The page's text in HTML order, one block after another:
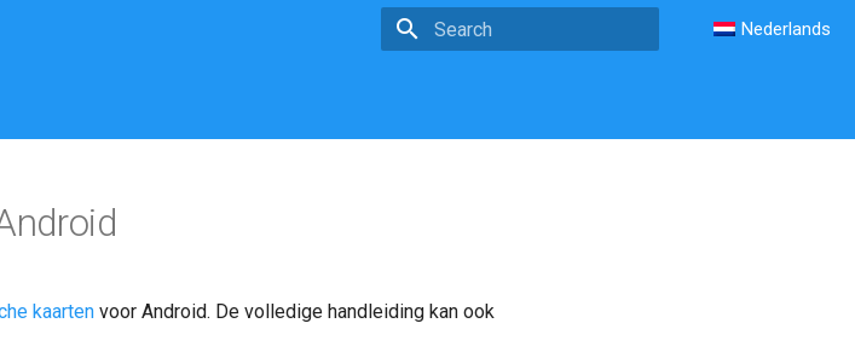
Nederlands
kaarten voor Android. De volledige handleiding kan ook